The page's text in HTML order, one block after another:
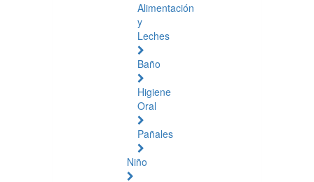
Alimentación
y
Leches
Baño
Higiene
Oral
Pañales
Niño